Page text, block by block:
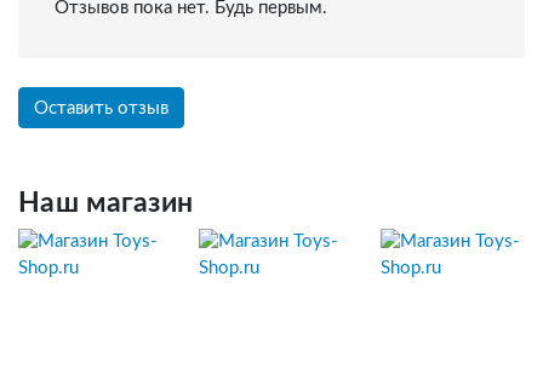
Отзывов пока нет. Будь первым.
Оставить отзыв
Наш магазин